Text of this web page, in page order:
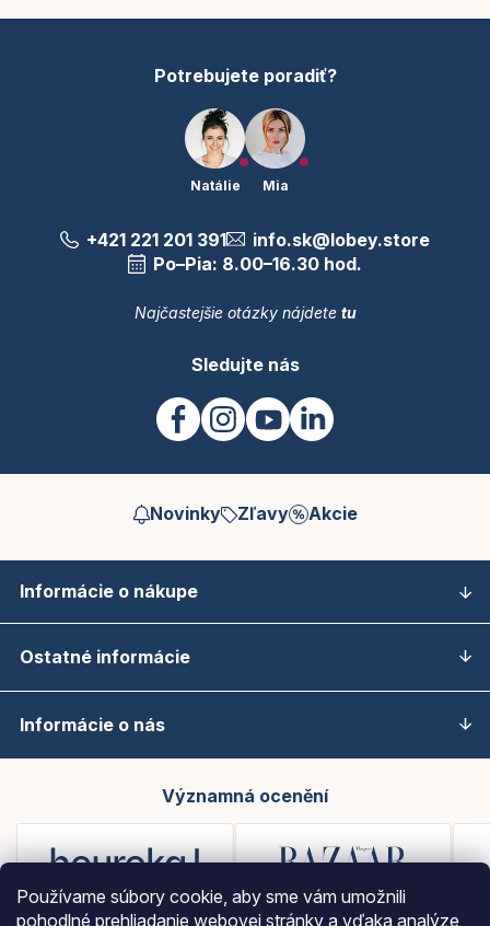
Používame súbory cookie, aby sme vám umožnili
pohodlné prehliadanie webovej stránky a vďaka analýze
Potrebujete poradiť?
Natálie Mia
+421 221 201 391
info.sk@lobey.store
Po–Pia: 8.00–16.30 hod.
Najčastejšie otázky nájdete tu
Sledujte nás
Novinky Zľavy Akcie
Informácie o nákupe
Ostatné informácie
Informácie o nás
Významná ocenění